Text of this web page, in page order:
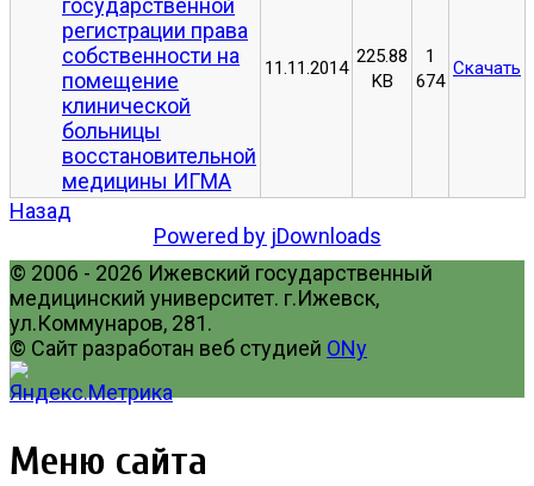
государственной
регистрации права
собственности на
помещение
клинической
больницы
восстановительной
медицины ИГМА
11.11.2014
225.88
KB
1
674
Скачать
Назад
Powered by jDownloads
© 2006 - 2026 Ижевский государственный
медицинский университет. г.Ижевск,
ул.Коммунаров, 281.
© Сайт разработан веб студией ONy
Меню сайта